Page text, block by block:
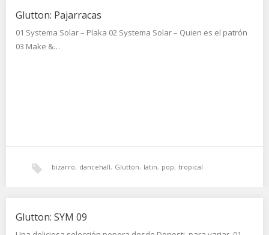
Glutton: Pajarracas
01 Systema Solar – Plaka 02 Systema Solar – Quien es el patrón
03 Make &…
bizarro, dancehall, Glutton, latin, pop, tropical
Glutton: SYM 09